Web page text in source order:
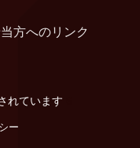
当方へのリンク
れています
ー